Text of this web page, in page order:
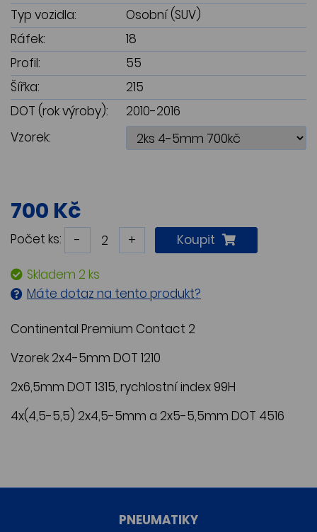
Typ vozidla:
Osobní (SUV)
Ráfek:
18
Profil:
55
Šířka:
215
DOT (rok výroby):
2010-2016
Vzorek:
700 Kč
Počet ks: - + Koupit
Skladem 2 ks
Máte dotaz na tento produkt?
Continental Premium Contact 2
Vzorek 2x4-5mm DOT 1210
2x6,5mm DOT 1315, rychlostní index 99H
4x(4,5-5,5) 2x4,5-5mm a 2x5-5,5mm DOT 4516
PNEUMATIKY